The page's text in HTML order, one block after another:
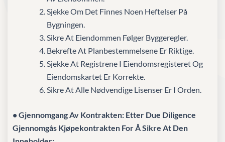
Sjekke Om Det Finnes Noen Heftelser På
Bygningen.
Sikre At Eiendommen Følger Byggeregler.
Bekrefte At Planbestemmelsene Er Riktige.
Sjekke At Registrene I Eiendomsregisteret Og
Eiendomskartet Er Korrekte.
Sikre At Alle Nødvendige Lisenser Er I Orden.
• Gjennomgang Av Kontrakten: Etter Due Diligence
Gjennomgås Kjøpekontrakten For Å Sikre At Den